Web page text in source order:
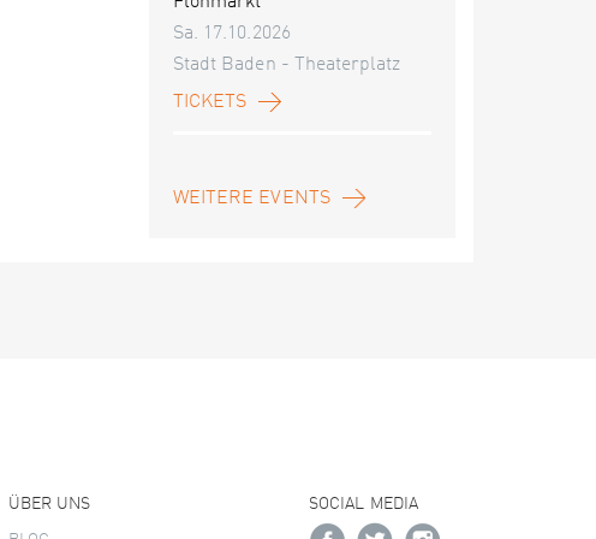
Sa. 17.10.2026
Stadt Baden - Theaterplatz
TICKETS
WEITERE EVENTS
ÜBER UNS SOCIAL MEDIA